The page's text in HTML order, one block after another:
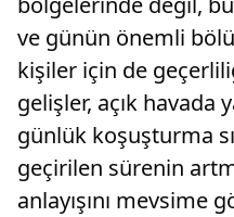
ve günün önemli
kişiler için de
gelişler, açık havada
günlük koşuşturma
geçirilen sürenin
anlayışını mevsime